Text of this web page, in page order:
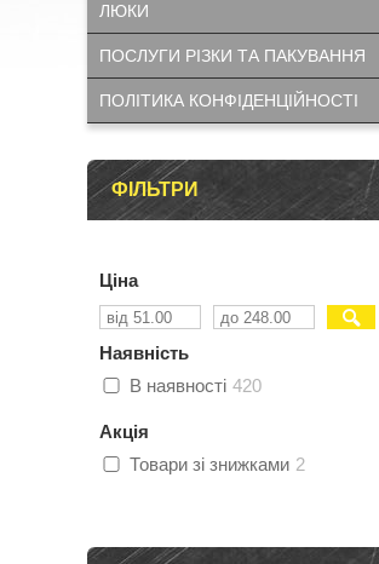
ЛЮКИ
ПОСЛУГИ РІЗКИ ТА ПАКУВАННЯ
ПОЛІТИКА КОНФІДЕНЦІЙНОСТІ
ФІЛЬТРИ
Ціна
Наявність
В наявності 420
Акція
Товари зі знижками 2